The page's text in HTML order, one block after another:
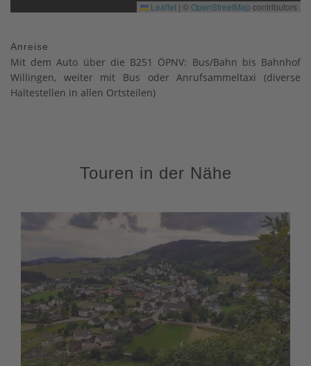
Leaflet | ©OpenStreetMap contributors
Anreise
Mit dem Auto über die B251 ÖPNV: Bus/Bahn bis Bahnhof
Willingen, weiter mit Bus oder Anrufsammeltaxi (diverse
Haltestellen in allen Ortsteilen)
Touren in der Nähe